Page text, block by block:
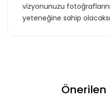
vizyonunuzu
yeteneğine sahip